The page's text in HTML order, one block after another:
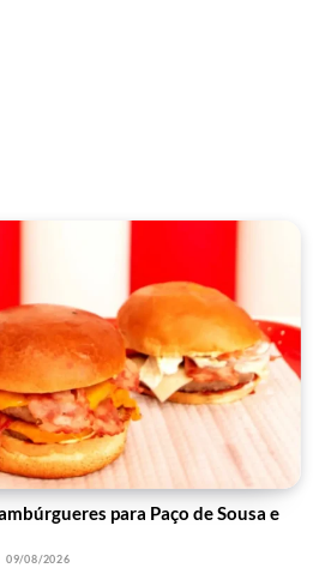
para Paço de Sousa e
09/08/2026